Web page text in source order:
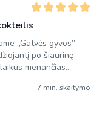
„Gatvės gyvos”
po šiaurinę
menančias
ir troleibusų
tramvajus, tiesa, jis
7 min. skaitymo